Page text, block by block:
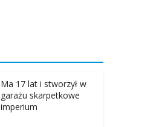
Ma 17 lat i stworzył w
garażu skarpetkowe
imperium